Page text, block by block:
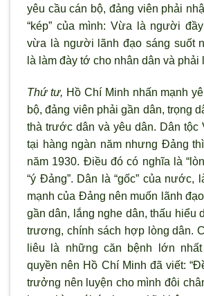
yêu cầu cán bộ, đảng viên phải
“kép” của mình: Vừa là người
vừa là người lãnh đạo sáng suốt
là làm đày tớ cho nhân dân và phải
Thứ tư, Hồ Chí Minh nhấn mạnh
bộ, đảng viên phải gần dân, trọng
thà trước dân và yêu dân. Dân tộc
tại hàng ngàn năm nhưng Đảng
năm 1930. Điều đó có nghĩa là
“ý Đảng”. Dân là “gốc” của nước,
mạnh của Đảng nên muốn l ãnh
gần dân, lắng nghe dân, thấu hiểu
trương, chính sách hợp lòng dân.
liêu là những căn bệnh lớn
quyền nên Hồ Chí Minh đã viết:
trưởng nên luyện cho mình đôi